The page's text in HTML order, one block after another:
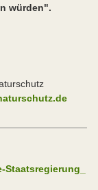
würden".
Staatsregierung_